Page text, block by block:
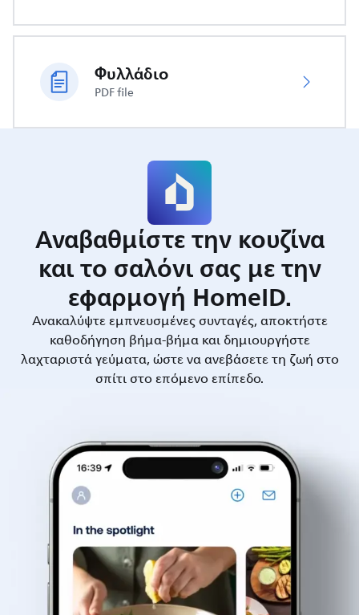
Φυλλάδιο
PDF file
Αναβαθμίστε την κουζίνα
και το σαλόνι σας με την
εφαρμογή HomeID.
Ανακαλύψτε εμπνευσμένες συνταγές, αποκτήστε
καθοδήγηση βήμα-βήμα και δημιουργήστε
λαχταριστά γεύματα, ώστε να ανεβάσετε τη ζωή στο
σπίτι στο επόμενο επίπεδο.